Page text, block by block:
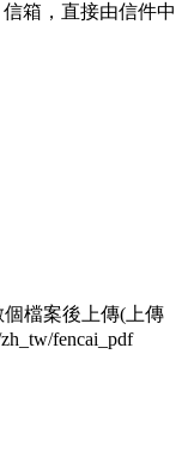
箱，直接由信件中
檔案後上傳(上傳
fencai_pdf